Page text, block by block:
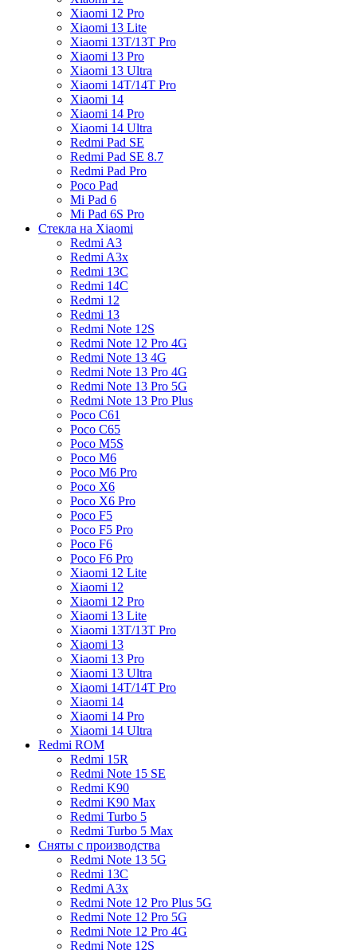
Xiaomi 12 Pro
Xiaomi 13 Lite
Xiaomi 13T/13T Pro
Xiaomi 13 Pro
Xiaomi 13 Ultra
Xiaomi 14T/14T Pro
Xiaomi 14
Xiaomi 14 Pro
Xiaomi 14 Ultra
Redmi Pad SE
Redmi Pad SE 8.7
Redmi Pad Pro
Poco Pad
Mi Pad 6
Mi Pad 6S Pro
Стекла на Xiaomi
Redmi A3
Redmi A3x
Redmi 13C
Redmi 14C
Redmi 12
Redmi 13
Redmi Note 12S
Redmi Note 12 Pro 4G
Redmi Note 13 4G
Redmi Note 13 Pro 4G
Redmi Note 13 Pro 5G
Redmi Note 13 Pro Plus
Poco C61
Poco C65
Poco M5S
Poco M6
Poco M6 Pro
Poco X6
Poco X6 Pro
Poco F5
Poco F5 Pro
Poco F6
Poco F6 Pro
Xiaomi 12 Lite
Xiaomi 12
Xiaomi 12 Pro
Xiaomi 13 Lite
Xiaomi 13T/13T Pro
Xiaomi 13
Xiaomi 13 Pro
Xiaomi 13 Ultra
Xiaomi 14T/14T Pro
Xiaomi 14
Xiaomi 14 Pro
Xiaomi 14 Ultra
Redmi ROM
Redmi 15R
Redmi Note 15 SE
Redmi K90
Redmi K90 Max
Redmi Turbo 5
Redmi Turbo 5 Max
Сняты с производства
Redmi Note 13 5G
Redmi 13C
Redmi A3x
Redmi Note 12 Pro Plus 5G
Redmi Note 12 Pro 5G
Redmi Note 12 Pro 4G
Redmi Note 12S